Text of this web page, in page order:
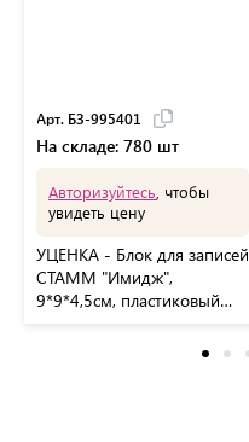
Арт. БЗ-995401
На складе: 780 шт
Авторизуйтесь , чтобы
увидеть цену
УЦЕНКА - Блок для записей
СТАММ "Имидж",
9*9*4,5см, пластиковый